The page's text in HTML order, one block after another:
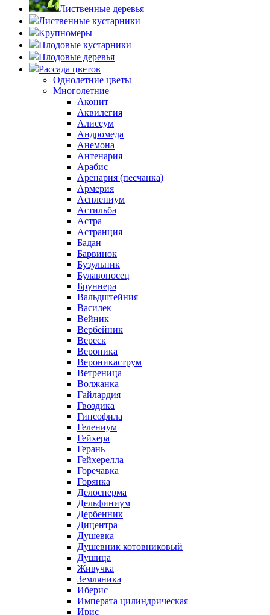
Лиственные деревья
Лиственные кустарники
Крупномеры
Плодовые кустарники
Плодовые деревья
Рассада цветов
Однолетние цветы
Многолетние
Аконит
Аквилегия
Алиссум
Андромеда
Анемона
Антенария
Арабис
Аренария (песчанка)
Армерия
Асплениум
Астильба
Астра
Астранция
Бадан
Барвинок
Бузульник
Булавоносец
Бруннера
Вальдштейния
Василек
Вейник
Вербейник
Вереск
Вероника
Вероникаструм
Ветреница
Волжанка
Гайлардия
Гвоздика
Гипсофила
Гелениум
Гейхера
Герань
Гейхерелла
Горечавка
Горянка
Делосперма
Дельфиниум
Дербенник
Дицентра
Душевка
Душевник котовниковый
Душица
Живучка
Земляника
Иберис
Императа цилиндрическая
Ирис